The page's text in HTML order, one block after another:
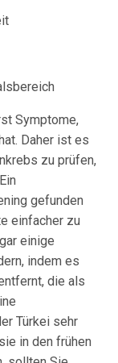
Symptome,
Daher ist es
zu prüfen,
gefunden
einfacher zu
einige
indem es
die als
Türkei sehr
in den frühen